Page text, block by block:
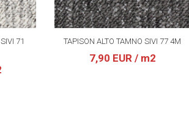
71
TAPISON ALTO TAMNO SIVI 77 4M
7,90 EUR / m2